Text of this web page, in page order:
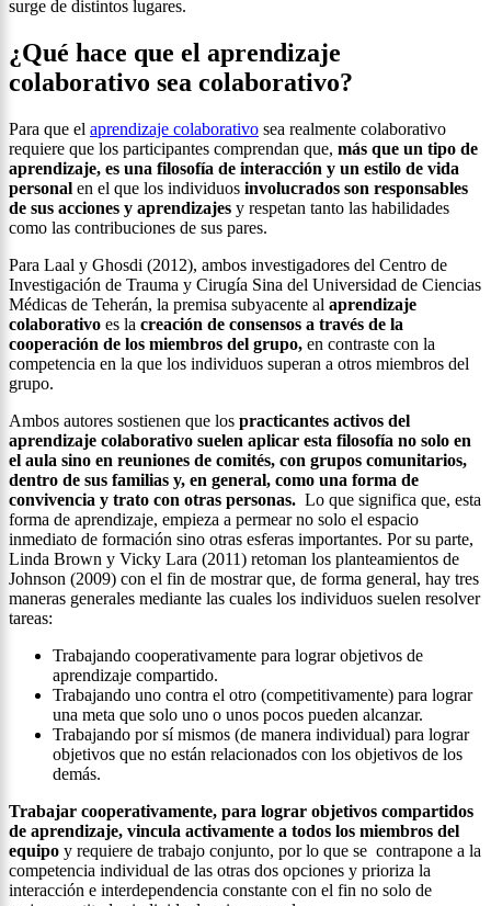
surge de distintos lugares.
¿Qué hace que el aprendizaje
colaborativo sea colaborativo?
Para que el aprendizaje colaborativo sea realmente colaborativo
requiere que los participantes comprendan que, más que un tipo de
aprendizaje, es una filosofía de interacción y un estilo de vida
personal en el que los individuos involucrados son responsables
de sus acciones y aprendizajes y respetan tanto las habilidades
como las contribuciones de sus pares.
Para Laal y Ghosdi (2012), ambos investigadores del Centro de
Investigación de Trauma y Cirugía Sina del Universidad de Ciencias
Médicas de Teherán, la premisa subyacente al aprendizaje
colaborativo es la creación de consensos a través de la
cooperación de los miembros del grupo, en contraste con la
competencia en la que los individuos superan a otros miembros del
grupo.
Ambos autores sostienen que los practicantes activos del
aprendizaje colaborativo suelen aplicar esta filosofía no solo en
el aula sino en reuniones de comités, con grupos comunitarios,
dentro de sus familias y, en general, como una forma de
convivencia y trato con otras personas. Lo que significa que, esta
forma de aprendizaje, empieza a permear no solo el espacio
inmediato de formación sino otras esferas importantes. Por su parte,
Linda Brown y Vicky Lara (2011) retoman los planteamientos de
Johnson (2009) con el fin de mostrar que, de forma general, hay tres
maneras generales mediante las cuales los individuos suelen resolver
tareas:
Trabajando cooperativamente para lograr objetivos de
aprendizaje compartido.
Trabajando uno contra el otro (competitivamente) para lograr
una meta que solo uno o unos pocos pueden alcanzar.
Trabajando por sí mismos (de manera individual) para lograr
objetivos que no están relacionados con los objetivos de los
demás.
Trabajar cooperativamente, para lograr objetivos compartidos
de aprendizaje, vincula activamente a todos los miembros del
equipo y requiere de trabajo conjunto, por lo que se contrapone a la
competencia individual de las otras dos opciones y prioriza la
interacción e interdependencia constante con el fin no solo de